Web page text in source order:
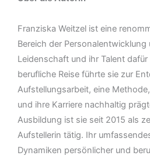
Franziska Weitzel ist eine
Bereich der
Leidenschaft und ihr Talent
berufliche Reise führte sie zur
Aufstellungsarbeit, eine
und ihre Karriere nachhaltig
Ausbildung ist sie seit 2015 als
Aufstellerin tätig. Ihr
Dynamiken persönlicher und